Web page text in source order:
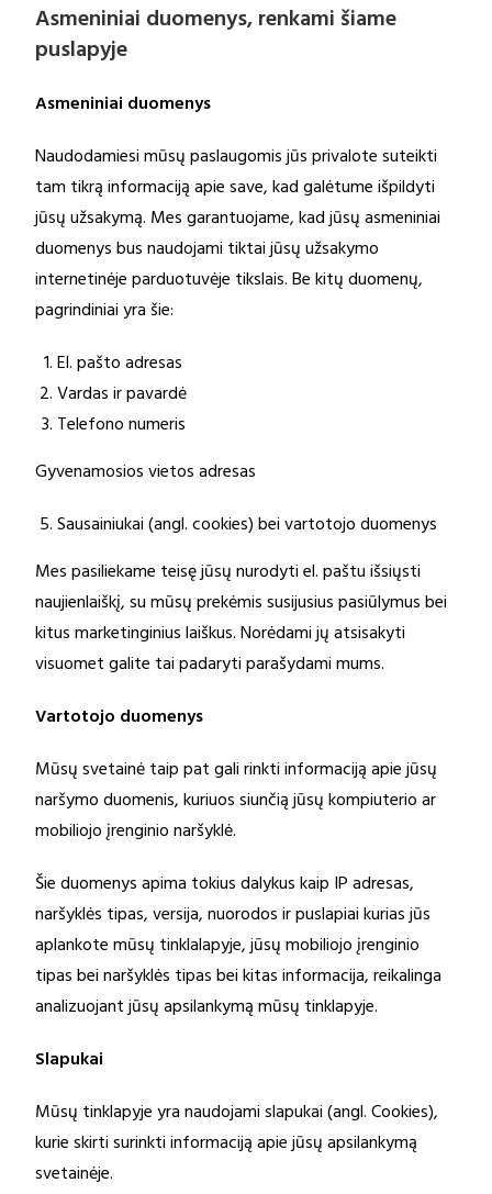
Asmeniniai duomenys, renkami šiame
puslapyje
Asmeniniai duomenys
Naudodamiesi mūsų paslaugomis jūs privalote suteikti
tam tikrą informaciją apie save, kad galėtume išpildyti
jūsų užsakymą. Mes garantuojame, kad jūsų asmeniniai
duomenys bus naudojami tiktai jūsų užsakymo
internetinėje parduotuvėje tikslais. Be kitų duomenų,
pagrindiniai yra šie:
El. pašto adresas
Vardas ir pavardė
Telefono numeris
Gyvenamosios vietos adresas
Sausainiukai (angl. cookies) bei vartotojo duomenys
Mes pasiliekame teisę jūsų nurodyti el. paštu išsiųsti
naujienlaiškį, su mūsų prekėmis susijusius pasiūlymus bei
kitus marketinginius laiškus. Norėdami jų atsisakyti
visuomet galite tai padaryti parašydami mums.
Vartotojo duomenys
Mūsų svetainė taip pat gali rinkti informaciją apie jūsų
naršymo duomenis, kuriuos siunčią jūsų kompiuterio ar
mobiliojo įrenginio naršyklė.
Šie duomenys apima tokius dalykus kaip IP adresas,
naršyklės tipas, versija, nuorodos ir puslapiai kurias jūs
aplankote mūsų tinklalapyje, jūsų mobiliojo įrenginio
tipas bei naršyklės tipas bei kitas informacija, reikalinga
analizuojant jūsų apsilankymą mūsų tinklapyje.
Slapukai
Mūsų tinklapyje yra naudojami slapukai (angl. Cookies),
kurie skirti surinkti informaciją apie jūsų apsilankymą
svetainėje.